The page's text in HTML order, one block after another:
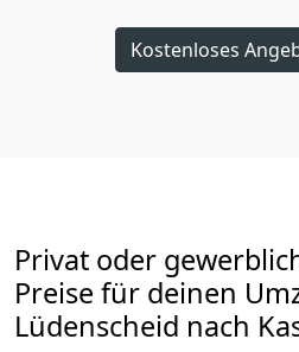
Kostenloses
Privat oder
Preise für deinen
Lüdenscheid nach